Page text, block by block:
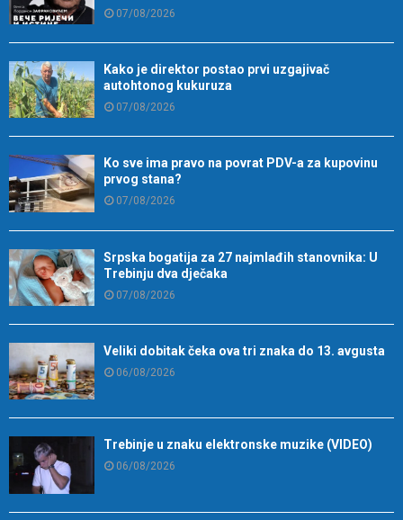
07/08/2026
Kako je direktor postao prvi uzgajivač
autohtonog kukuruza
07/08/2026
Ko sve ima pravo na povrat PDV-a za kupovinu
prvog stana?
07/08/2026
Srpska bogatija za 27 najmlađih stanovnika: U
Trebinju dva dječaka
07/08/2026
Veliki dobitak čeka ova tri znaka do 13. avgusta
06/08/2026
Trebinje u znaku elektronske muzike (VIDEO)
06/08/2026